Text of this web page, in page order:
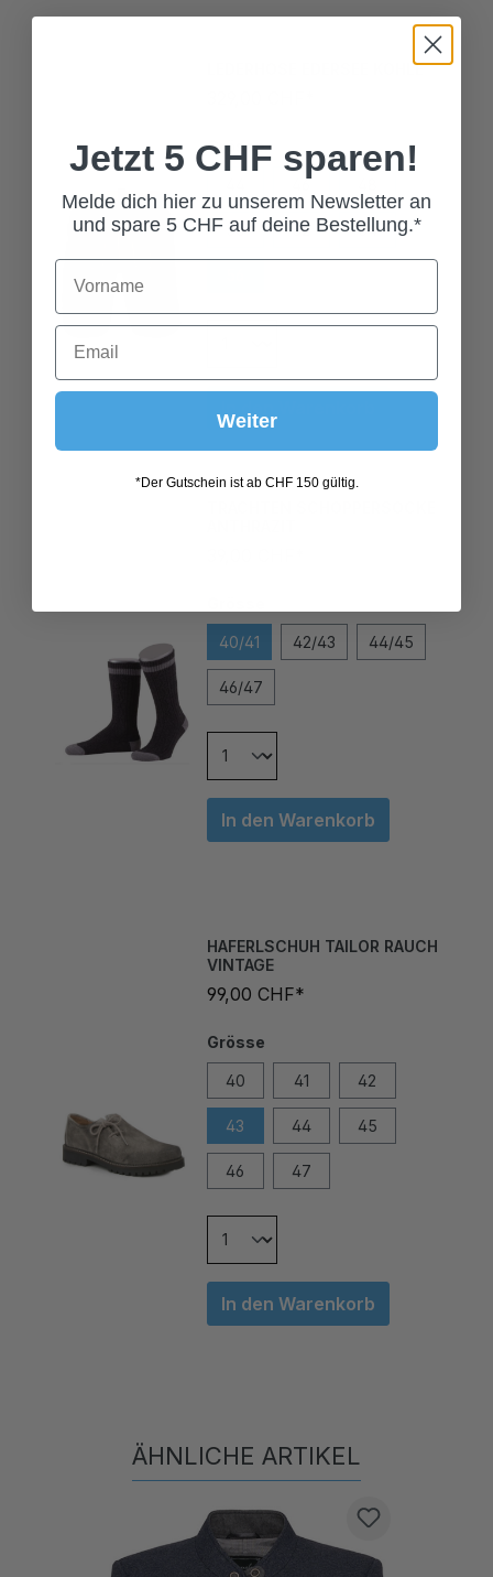
44 46 48
50 52 54
In den Warenkorb
TRACHTEN SCHOPPERSOCKE
46/47
In den Warenkorb
VINTAGE
99,00 CHF*
43 44 45
46 47
In den Warenkorb
Produktgalerie überspringen
Jetzt 5 CHF sparen!
Melde dich hier zu unserem Newsletter an
und spare 5 CHF auf deine Bestellung.*
Weiter
*Der Gutschein ist ab CHF 150 gültig.